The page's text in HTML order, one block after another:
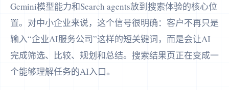
Gemini模型能力和Search agents放到搜索体验的核心位
置。对中小企业来说，这个信号很明确：客户不再只是
输入“企业AI服务公司”这样的短关键词，而是会让AI
完成筛选、比较、规划和总结。搜索结果页正在变成一
个能够理解任务的AI入口。